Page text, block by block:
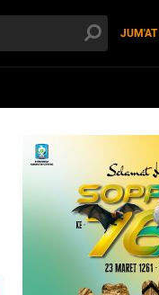
JUM'AT